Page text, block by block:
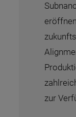
zur